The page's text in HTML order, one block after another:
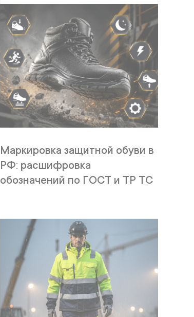
Маркировка защитной обуви в
РФ: расшифровка
обозначений по ГОСТ и ТР ТС